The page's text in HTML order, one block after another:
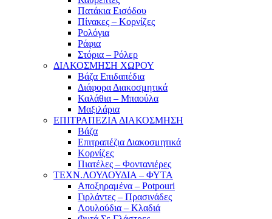
Πατάκια Εισόδου
Πίνακες – Κορνίζες
Ρολόγια
Ράφια
Στόρια – Ρόλερ
ΔΙΑΚΟΣΜΗΣΗ ΧΩΡΟΥ
Βάζα Επιδαπέδια
Διάφορα Διακοσμητικά
Καλάθια – Μπαούλα
Μαξιλάρια
ΕΠΙΤΡΑΠΕΖΙΑ ΔΙΑΚΟΣΜΗΣΗ
Βάζα
Επιτραπέζια Διακοσμητικά
Κορνίζες
Πιατέλες – Φοντανιέρες
ΤΕΧΝ.ΛΟΥΛΟΥΔΙΑ – ΦΥΤΑ
Αποξηραμένα – Potpouri
Γιρλάντες – Πρασινάδες
Λουλούδια – Κλαδιά